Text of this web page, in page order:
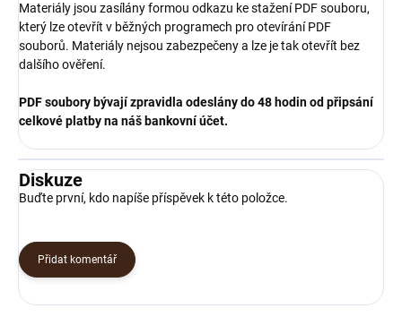
Materiály jsou zasílány formou odkazu ke stažení PDF souboru,
který lze otevřít v běžných programech pro otevírání PDF
souborů. Materiály nejsou zabezpečeny a lze je tak otevřít bez
dalšího ověření.
PDF soubory bývají zpravidla odeslány do 48 hodin od připsání
celkové platby na náš bankovní účet.
Diskuze
Buďte první, kdo napíše příspěvek k této položce.
Přidat komentář